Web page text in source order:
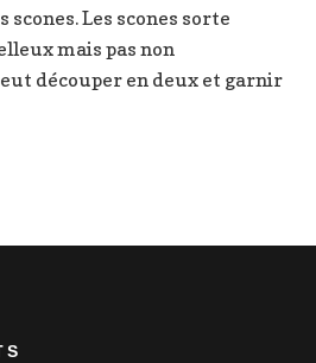
scones. Les scones sorte
mais pas non
découper en deux et garnir